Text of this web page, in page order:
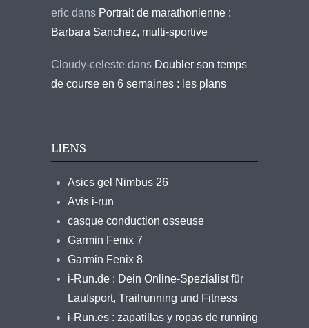
eric dans Portrait de marathonienne :
Barbara Sanchez, multi-sportive
Cloudy-celeste dans Doubler son temps
de course en 6 semaines : les plans
LIENS
Asics gel Nimbus 26
Avis i-run
casque conduction osseuse
Garmin Fenix 7
Garmin Fenix 8
i-Run.de : Dein Online-Spezialist für
Laufsport, Trailrunning und Fitness
i-Run.es : zapatillas y ropas de running